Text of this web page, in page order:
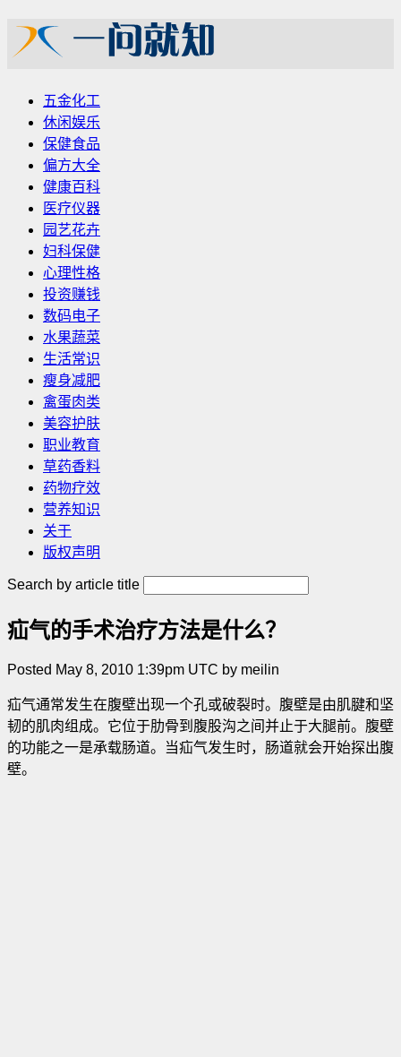
五金化工
休闲娱乐
保健食品
偏方大全
健康百科
医疗仪器
园艺花卉
妇科保健
心理性格
投资赚钱
数码电子
水果蔬菜
生活常识
瘦身减肥
禽蛋肉类
美容护肤
职业教育
草药香料
药物疗效
营养知识
关于
版权声明
Search by article title
疝气的手术治疗方法是什么？
Posted May 8, 2010 1:39pm UTC by meilin
疝气通常发生在腹壁出现一个孔或破裂时。腹壁是由肌腱和坚
韧的肌肉组成。它位于肋骨到腹股沟之间并止于大腿前。腹壁
的功能之一是承载肠道。当疝气发生时，肠道就会开始探出腹
壁。